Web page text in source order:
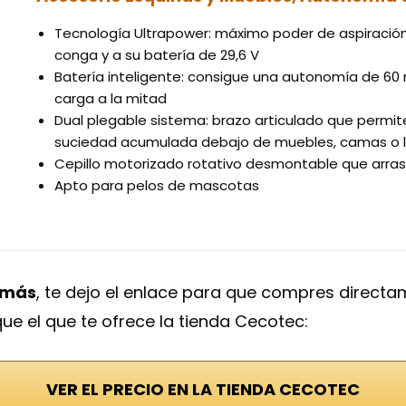
Tecnología Ultrapower: máximo poder de
conga y a su batería de 29,6 V
Batería inteligente: consigue una autonomía de
carga a la mitad
Dual plegable sistema: brazo articulado que
suciedad acumulada debajo de muebles, camas o
Cepillo motorizado rotativo desmontable que
Apto para pelos de mascotas
, te dejo el enlace para que compres
el que te ofrece la tienda Cecotec:
VER EL PRECIO EN LA TIENDA CECOTEC